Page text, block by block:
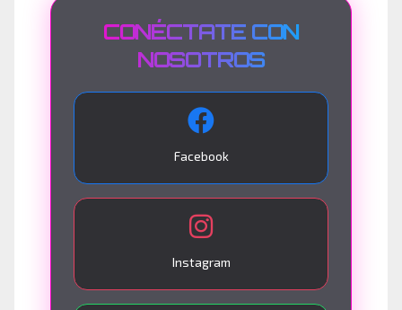
CONÉCTATE CON
NOSOTROS
Facebook
Instagram